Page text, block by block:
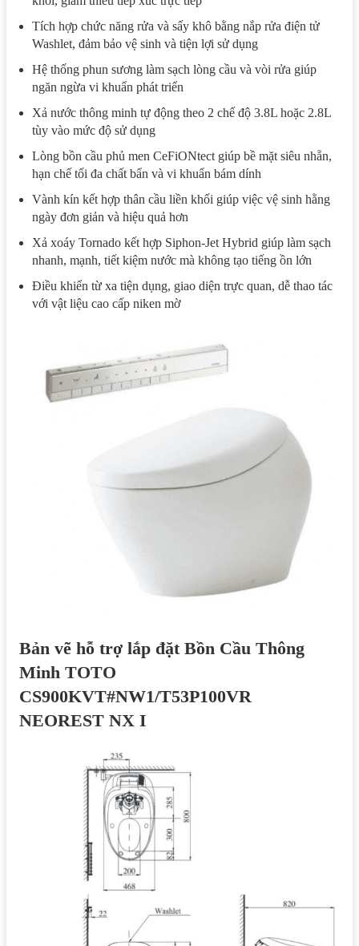
Tích hợp chức năng rửa và sấy khô bằng nắp rửa điện tử
Washlet, đảm bảo vệ sinh và tiện lợi sử dụng
Hệ thống phun sương làm sạch lòng cầu và vòi rửa giúp
ngăn ngừa vi khuẩn phát triển
Xả nước thông minh tự động theo 2 chế độ 3.8L hoặc 2.8L
tùy vào mức độ sử dụng
Lòng bồn cầu phủ men CeFiONtect giúp bề mặt siêu nhẵn,
hạn chế tối đa chất bẩn và vi khuẩn bám dính
Vành kín kết hợp thân cầu liền khối giúp việc vệ sinh hằng
ngày đơn giản và hiệu quả hơn
Xả xoáy Tornado kết hợp Siphon-Jet Hybrid giúp làm sạch
nhanh, mạnh, tiết kiệm nước mà không tạo tiếng ồn lớn
Điều khiển từ xa tiện dụng, giao diện trực quan, dễ thao tác
với vật liệu cao cấp niken mờ
Bản vẽ hỗ trợ lắp đặt Bồn Cầu Thông
Minh TOTO
CS900KVT#NW1/T53P100VR
NEOREST NX I